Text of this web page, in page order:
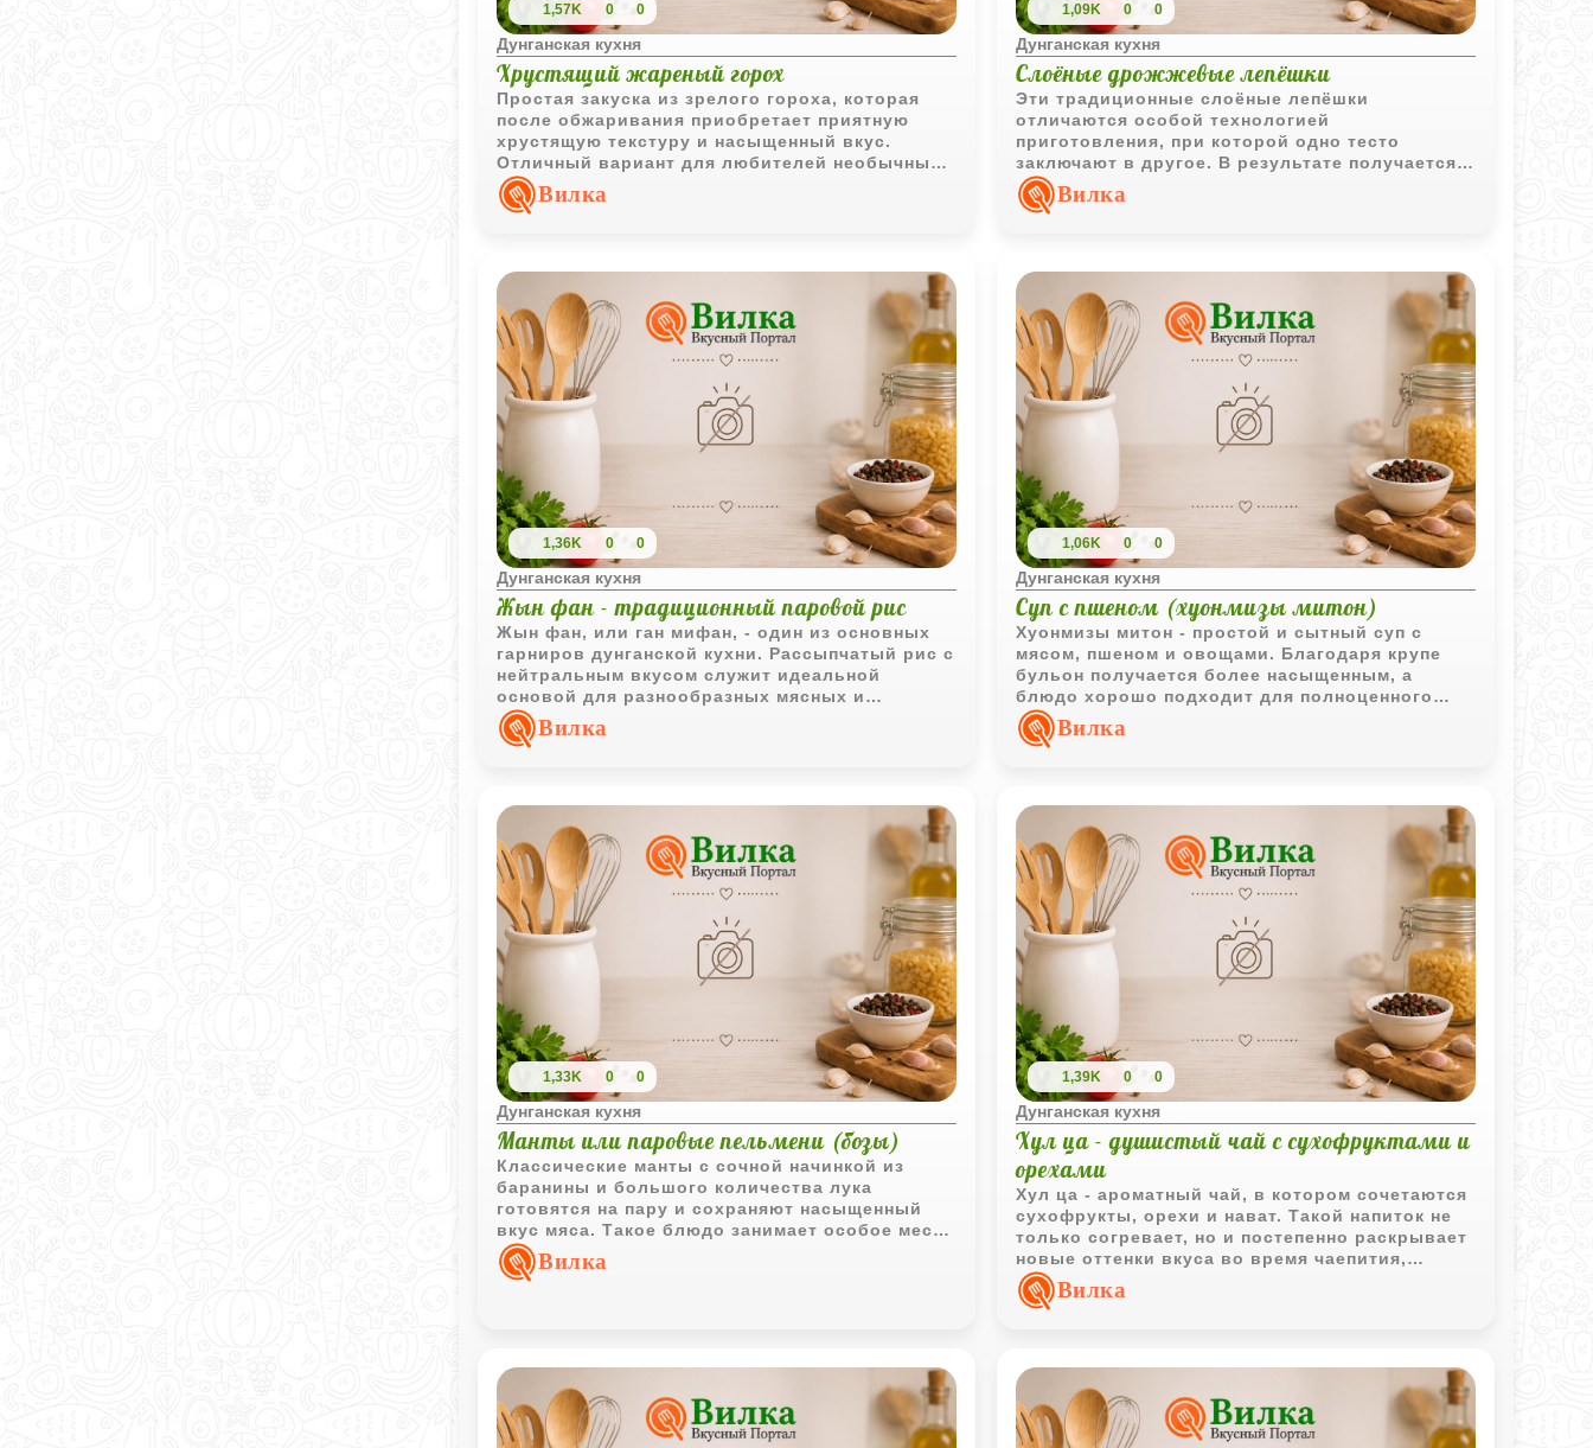
1,57K 0 0
Дунганская кухня
Хрустящий жареный горох
Простая закуска из зрелого гороха, которая
после обжаривания приобретает приятную
хрустящую текстуру и насыщенный вкус.
Отличный вариант для любителей необычных
домашних снеков.
Вилка
1,09K 0 0
Дунганская кухня
Слоёные дрожжевые лепёшки
Эти традиционные слоёные лепёшки
отличаются особой технологией
приготовления, при которой одно тесто
заключают в другое. В результате получается
мягкая выпечка с выраженной слоистой
структурой и аппетитной золотистой корочкой.
Вилка
1,36K 0 0
Дунганская кухня
Жын фан - традиционный паровой рис
Жын фан, или ган мифан, - один из основных
гарниров дунганской кухни. Рассыпчатый рис с
нейтральным вкусом служит идеальной
основой для разнообразных мясных и
овощных соусов.
Вилка
1,06K 0 0
Дунганская кухня
Суп с пшеном (хуонмизы митон)
Хуонмизы митон - простой и сытный суп с
мясом, пшеном и овощами. Благодаря крупе
бульон получается более насыщенным, а
блюдо хорошо подходит для полноценного
семейного обеда.
Вилка
1,33K 0 0
Дунганская кухня
Манты или паровые пельмени (бозы)
Классические манты с сочной начинкой из
баранины и большого количества лука
готовятся на пару и сохраняют насыщенный
вкус мяса. Такое блюдо занимает особое место
в кухнях народов Центральной Азии и Сибири.
Вилка
1,39K 0 0
Дунганская кухня
Хул ца - душистый чай с сухофруктами и
орехами
Хул ца - ароматный чай, в котором сочетаются
сухофрукты, орехи и нават. Такой напиток не
только согревает, но и постепенно раскрывает
новые оттенки вкуса во время чаепития,
оставаясь горячим благодаря постоянному
добавлению кипятка.
Вилка